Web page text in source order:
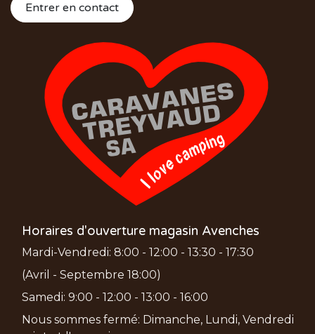
Entrer en contact
Horaires d'ouverture magasin Avenches
Mardi-Vendredi: 8:00 - 12:00 - 13:30 - 17:30
(Avril - Septembre 18:00)
Samedi: 9:00 - 12:00 - 13:00 - 16:00
Nous sommes fermé: Dimanche, Lundi, Vendredi